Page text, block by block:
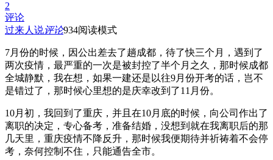
2
评论
过来人说评论934阅读模式
7月份的时候，因公出差去了趟成都，待了快三个月，遇到了
两次疫情，最严重的一次是被封控了半个月之久，那时候成都
全城静默，我在想，如果一建还是以往9月份开考的话，岂不
是错过了，那时候心里想的是庆幸改到了11月份。
10月初，我回到了重庆，并且在10月底的时候，向公司作出了
离职的决定，专心备考，准备结婚，没想到就在我离职后的那
几天里，重庆疫情不降反升，那时候我便期待并祈祷着不会停
考，奈何控制不住，只能通告全市。